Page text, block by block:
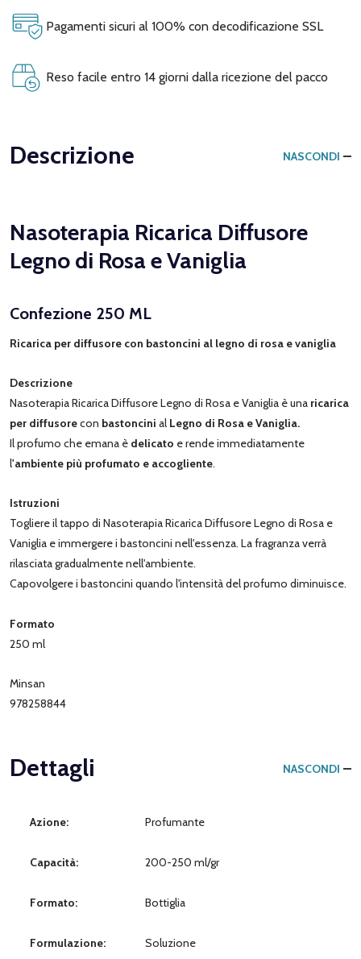
Pagamenti sicuri al 100% con decodificazione SSL
Reso facile entro 14 giorni dalla ricezione del pacco
Descrizione NASCONDI
Nasoterapia Ricarica Diffusore
Legno di Rosa e Vaniglia
Confezione 250 ML
Ricarica per diffusore con bastoncini al legno di rosa e vaniglia
Descrizione
Nasoterapia Ricarica Diffusore Legno di Rosa e Vaniglia è una ricarica
per diffusorecon bastoncini al Legno di Rosa e Vaniglia.
Il profumo che emana è delicato e rende immediatamente
l'ambiente più profumato e accogliente.
Istruzioni
Togliere il tappo di Nasoterapia Ricarica Diffusore Legno di Rosa e
Vaniglia e immergere i bastoncini nell'essenza. La fragranza verrà
rilasciata gradualmente nell'ambiente.
Capovolgere i bastoncini quando l'intensità del profumo diminuisce.
Formato
250 ml
Minsan
978258844
Dettagli NASCONDI
Azione: Profumante
Capacità: 200-250 ml/gr
Formato: Bottiglia
Formulazione: Soluzione